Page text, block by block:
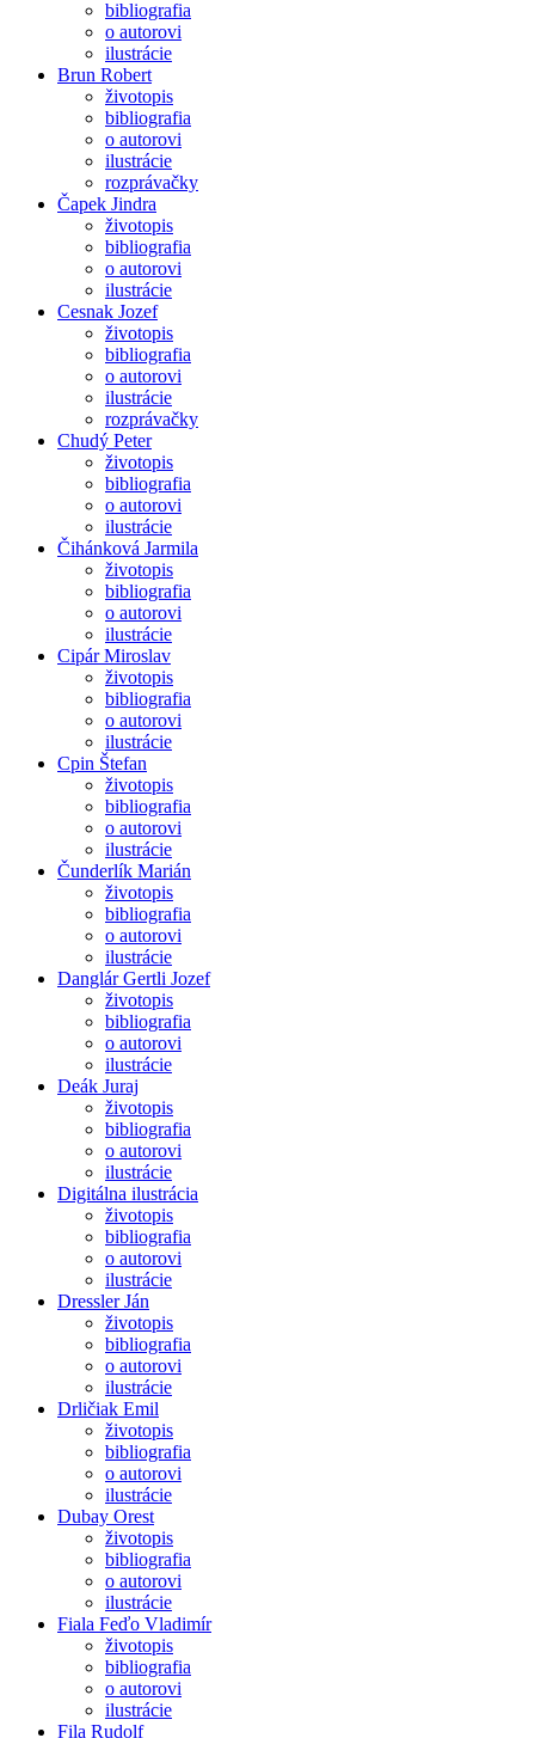
bibliografia
o autorovi
ilustrácie
Brun Robert
životopis
bibliografia
o autorovi
ilustrácie
rozprávačky
Čapek Jindra
životopis
bibliografia
o autorovi
ilustrácie
Cesnak Jozef
životopis
bibliografia
o autorovi
ilustrácie
rozprávačky
Chudý Peter
životopis
bibliografia
o autorovi
ilustrácie
Čihánková Jarmila
životopis
bibliografia
o autorovi
ilustrácie
Cipár Miroslav
životopis
bibliografia
o autorovi
ilustrácie
Cpin Štefan
životopis
bibliografia
o autorovi
ilustrácie
Čunderlík Marián
životopis
bibliografia
o autorovi
ilustrácie
Danglár Gertli Jozef
životopis
bibliografia
o autorovi
ilustrácie
Deák Juraj
životopis
bibliografia
o autorovi
ilustrácie
Digitálna ilustrácia
životopis
bibliografia
o autorovi
ilustrácie
Dressler Ján
životopis
bibliografia
o autorovi
ilustrácie
Drličiak Emil
životopis
bibliografia
o autorovi
ilustrácie
Dubay Orest
životopis
bibliografia
o autorovi
ilustrácie
Fiala Feďo Vladimír
životopis
bibliografia
o autorovi
ilustrácie
Fila Rudolf